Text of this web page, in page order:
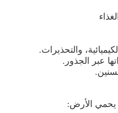
والتحذيرات.
عبر الجذور.
يحمي الأرض: